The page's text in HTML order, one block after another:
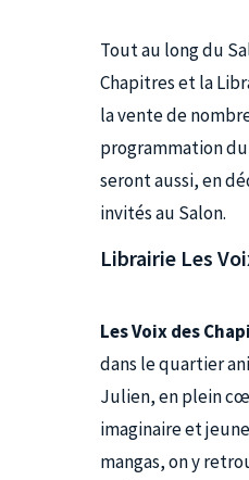
Tout au long du
Chapitres et la
la vente de
programmation
seront aussi, en
invités au Salon.
Librairie Les
Les Voix des
dans le quartier
Julien, en plein
imaginaire et
mangas, on y